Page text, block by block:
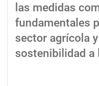
las medidas
fundamentales
sector agrícola
sostenibilidad a